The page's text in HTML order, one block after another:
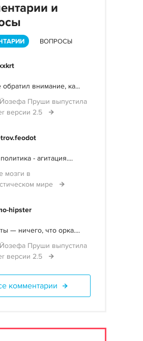
и
ВОПРОСЫ
обратил внимание, ка...
Пруши выпустила
версии 2.5
- агитация....
мозги в
мире
hipster
— ничего, что орка....
Пруши выпустила
версии 2.5
комментарии